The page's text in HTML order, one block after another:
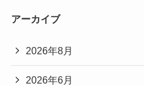
アーカイブ
2026年8月
2026年6月